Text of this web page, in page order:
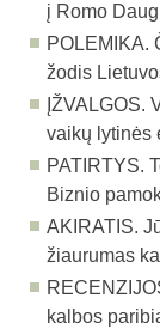
į Romo
POLEMIKA.
žodis
ĮŽVALGOS.
vaikų lytinės
PATIRTYS.
Biznio
AKIRATIS.
žiaurumas
kalbos